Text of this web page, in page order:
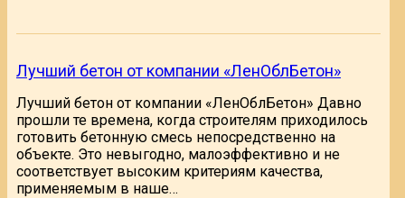
Лучший бетон от компании «ЛенОблБетон»
Лучший бетон от компании «ЛенОблБетон» Давно
прошли те времена, когда строителям приходилось
готовить бетонную смесь непосредственно на
объекте. Это невыгодно, малоэффективно и не
соответствует высоким критериям качества,
применяемым в наше…